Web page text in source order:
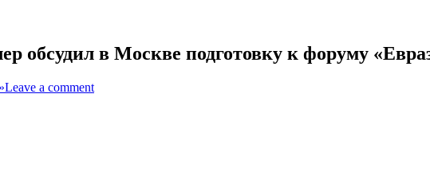
обсудил в Москве подготовку к форуму
Leave a comment